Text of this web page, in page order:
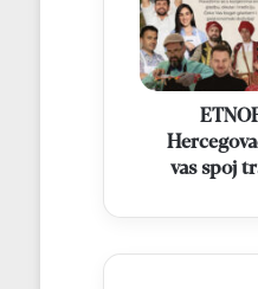
Hercegovačkom
selu
u
Međugorju
čeka
modernog
vas spoj